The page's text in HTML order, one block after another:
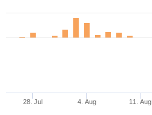
28. Jul 4. Aug 11. Aug